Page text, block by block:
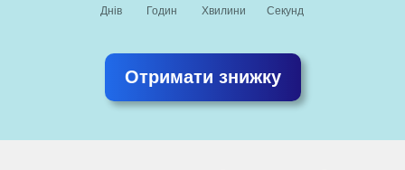
Днів Годин Хвилини Секунд
Отримати знижку